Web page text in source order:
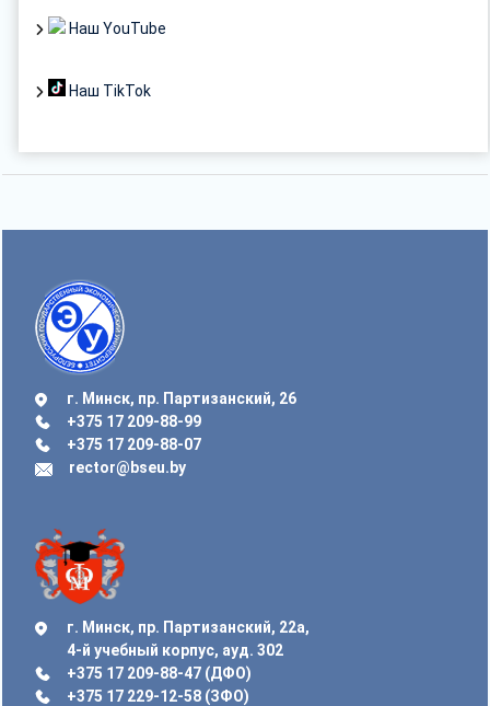
Наш YouTube
Наш TikTok
г. Минск, пр. Партизанский, 26
+375 17 209-88-99
+375 17 209-88-07
rector@bseu.by
г. Минск, пр. Партизанский, 22а,
4-й учебный корпус, ауд. 302
+375 17 209-88-47 (ДФО)
+375 17 229-12-58 (ЗФО)